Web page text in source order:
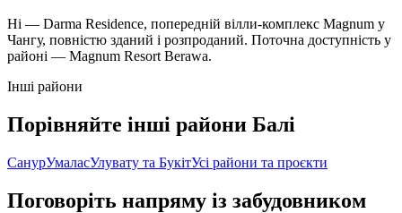
Ні — Darma Residence, попередній вілли-комплекс Magnum у
Чангу, повністю зданий і розпроданий. Поточна доступність у
районі — Magnum Resort Berawa.
Інші райони
Порівняйте інші райони Балі
СанурУмаласУлувату та БукітУсі райони та проєкти
Поговоріть напряму із забудовником